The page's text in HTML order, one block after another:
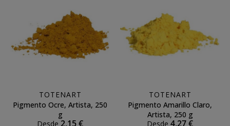
TOTENART
Pigmento Ocre, Artista, 250
g
Desde 2,15 €
TOTENART
Pigmento Amarillo Claro,
Artista, 250 g
Desde 4,27 €